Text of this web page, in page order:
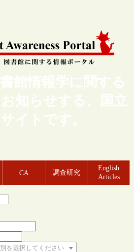
館情報学に関する
知らせする、国立
イトです。
CA 調査研究
English
Articles
を選択してください